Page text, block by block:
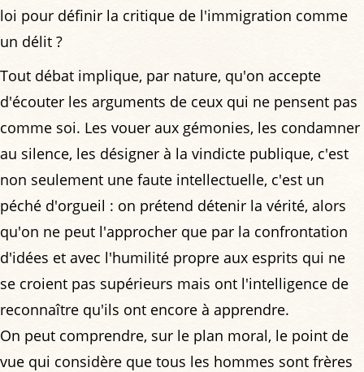
loi pour définir la critique de l'immigration comme
un délit ?
Tout débat implique, par nature, qu'on accepte
d'écouter les arguments de ceux qui ne pensent pas
comme soi. Les vouer aux gémonies, les condamner
au silence, les désigner à la vindicte publique, c'est
non seulement une faute intellectuelle, c'est un
péché d'orgueil : on prétend détenir la vérité, alors
qu'on ne peut l'approcher que par la confrontation
d'idées et avec l'humilité propre aux esprits qui ne
se croient pas supérieurs mais ont l'intelligence de
reconnaître qu'ils ont encore à apprendre.
On peut comprendre, sur le plan moral, le point de
vue qui considère que tous les hommes sont frères